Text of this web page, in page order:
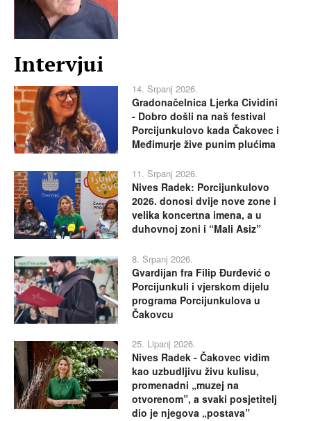
Intervjui
14. Srpanj 2026.
Gradonačelnica Ljerka Cividini
- Dobro došli na naš festival
Porcijunkulovo kada Čakovec i
Međimurje žive punim plućima
11. Srpanj 2026.
Nives Radek: Porcijunkulovo
2026. donosi dvije nove zone i
velika koncertna imena, a u
duhovnoj zoni i “Mali Asiz”
8. Srpanj 2026.
Gvardijan fra Filip Đurđević o
Porcijunkuli i vjerskom dijelu
programa Porcijunkulova u
Čakovcu
25. Lipanj 2026.
Nives Radek - Čakovec vidim
kao uzbudljivu živu kulisu,
promenadni „muzej na
otvorenom”, a svaki posjetitelj
dio je njegova „postava”